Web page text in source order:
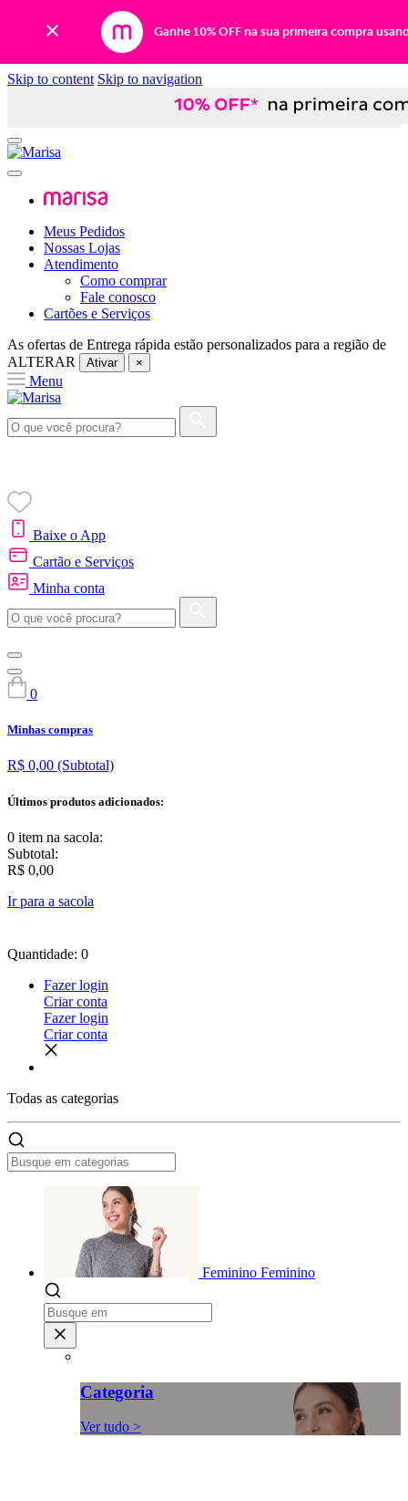
Ganhe 10% OFF na sua primeira compra
Skip to content Skip to navigation
Meus Pedidos
Nossas Lojas
Atendimento
Como comprar
Fale conosco
Cartões e Serviços
As ofertas de Entrega rápida estão personalizados para a região de
ALTERAR
Ativar ×
Menu
Baixe o App
Cartão e Serviços
Minha conta
0
Minhas compras
R$ 0,00 (Subtotal)
Últimos produtos adicionados:
0 item na sacola:
Subtotal:
R$ 0,00
Ir para a sacola
Quantidade: 0
Fazer login
Criar conta
Fazer login
Criar conta
Todas as categorias
Feminino Feminino
Categoria
Ver tudo >